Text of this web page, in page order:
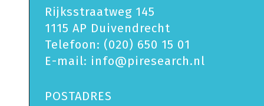
Rijksstraatweg 145
1115 AP Duivendrecht
Telefoon: (020) 650 15 01
E-mail: info@piresearch.nl
POSTADRES